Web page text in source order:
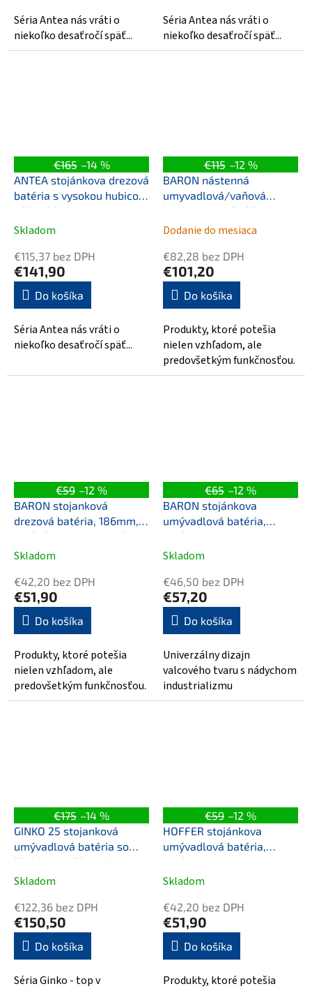
Séria Antea nás vráti o
niekoľko desaťročí späť...
Séria Antea nás vráti o
niekoľko desaťročí späť...
€165 –14 %
ANTEA stojánkova drezová
batéria s vysokou hubicou,
výška 265mm,
chróm/zlato
Skladom
€115,37 bez DPH
€141,90
Do košíka
Séria Antea nás vráti o
niekoľko desaťročí späť...
€115 –12 %
BARON nástenná
umyvadlová/vaňová
batéria, rozteč 100mm,
chróm
Dodanie do mesiaca
€82,28 bez DPH
€101,20
Do košíka
Produkty, ktoré potešia
nielen vzhľadom, ale
predovšetkým funkčnosťou.
€59 –12 %
BARON stojanková
drezová batéria, 186mm,
otočné ramienko, chróm
Skladom
€42,20 bez DPH
€51,90
Do košíka
Produkty, ktoré potešia
nielen vzhľadom, ale
predovšetkým funkčnosťou.
€65 –12 %
BARON stojánkova
umývadlová batéria,
chróm
Skladom
€46,50 bez DPH
€57,20
Do košíka
Univerzálny dizajn
valcového tvaru s nádychom
industrializmu
€175 –14 %
GINKO 25 stojanková
umývadlová batéria so
žliabkom, výška 155mm,
chróm
Skladom
€122,36 bez DPH
€150,50
Do košíka
Séria Ginko - top v
€59 –12 %
HOFFER stojánkova
umývadlová batéria,
chróm
Skladom
€42,20 bez DPH
€51,90
Do košíka
Produkty, ktoré potešia